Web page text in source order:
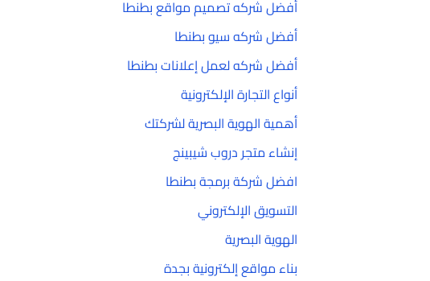
أفضل شركه تصميم مواقع بطنطا
أفضل شركه سيو بطنطا
أفضل شركه لعمل إعلانات بطنطا
أنواع التجارة الإلكترونية
أهمية الهوية البصرية لشركتك
إنشاء متجر دروب شيبينج
افضل شركة برمجة بطنطا
التسويق الإلكتروني
الهوية البصرية
بناء مواقع إلكترونية بجدة